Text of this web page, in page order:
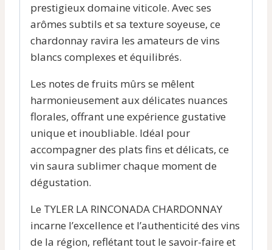
prestigieux domaine viticole. Avec ses
arômes subtils et sa texture soyeuse, ce
chardonnay ravira les amateurs de vins
blancs complexes et équilibrés.
Les notes de fruits mûrs se mêlent
harmonieusement aux délicates nuances
florales, offrant une expérience gustative
unique et inoubliable. Idéal pour
accompagner des plats fins et délicats, ce
vin saura sublimer chaque moment de
dégustation.
Le TYLER LA RINCONADA CHARDONNAY
incarne l’excellence et l’authenticité des vins
de la région, reflétant tout le savoir-faire et